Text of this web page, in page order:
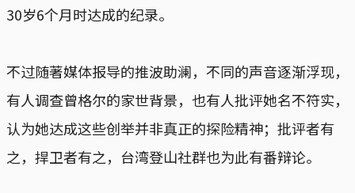
30岁6个月时达成的纪录。
不过随著媒体报导的推波助澜，不同的声音逐渐浮现，
有人调查曾格尔的家世背景，也有人批评她名不符实，
认为她达成这些创举并非真正的探险精神；批评者有
之，捍卫者有之，台湾登山社群也为此有番辩论。